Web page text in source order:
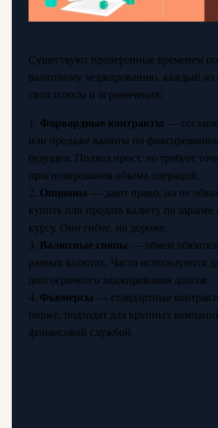
Существуют проверенные временем
валютному хеджированию, каждый из
свои плюсы и ограничения:
1. Форвардные контракты —
или продаже валюты по
будущем. Подход прост, но требует
прогнозирования объема операций.
2. Опционы — дают право, но не
купить или продать валюту по
курсу. Они гибче, но дороже.
3. Валютные свопы — обмен
разных валютах. Часто используются
долгосрочного хеджирования долгов.
4. Фьючерсы — стандартные
бирже, подходят для крупных
финансовой службой.